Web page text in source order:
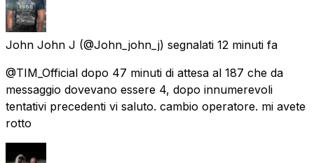
John John J (@John_john_j) segnalati 12 minuti fa
@TIM_Official dopo 47 minuti di attesa al 187 che da
messaggio dovevano essere 4, dopo innumerevoli
tentativi precedenti vi saluto. cambio operatore. mi avete
rotto